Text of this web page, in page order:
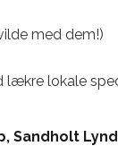
med dem!)
lækre lokale
Sandholt